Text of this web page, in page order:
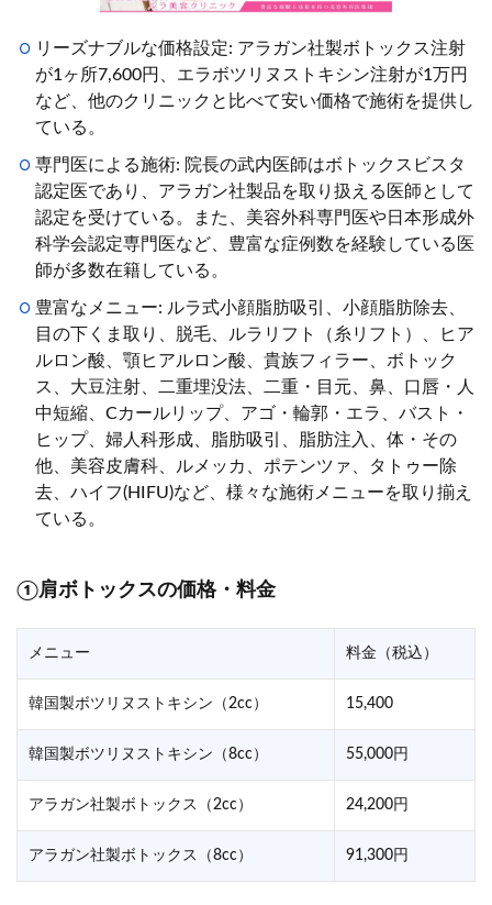
リーズナブルな価格設定: アラガン社製ボトックス注射
が1ヶ所7,600円、エラボツリヌストキシン注射が1万円
など、他のクリニックと比べて安い価格で施術を提供し
ている。
専門医による施術: 院長の武内医師はボトックスビスタ
認定医であり、アラガン社製品を取り扱える医師として
認定を受けている。また、美容外科専門医や日本形成外
科学会認定専門医など、豊富な症例数を経験している医
師が多数在籍している。
豊富なメニュー: ルラ式小顔脂肪吸引、小顔脂肪除去、
目の下くま取り、脱毛、ルラリフト（糸リフト）、ヒア
ルロン酸、顎ヒアルロン酸、貴族フィラー、ボトック
ス、大豆注射、二重埋没法、二重・目元、鼻、口唇・人
中短縮、Cカールリップ、アゴ・輪郭・エラ、バスト・
ヒップ、婦人科形成、脂肪吸引、脂肪注入、体・その
他、美容皮膚科、ルメッカ、ポテンツァ、タトゥー除
去、ハイフ(HIFU)など、様々な施術メニューを取り揃え
ている。
①肩ボトックスの価格・料金
メニュー 料金（税込）
韓国製ボツリヌストキシン（2cc） 15,400
韓国製ボツリヌストキシン（8cc） 55,000円
アラガン社製ボトックス（2cc） 24,200円
アラガン社製ボトックス（8cc） 91,300円